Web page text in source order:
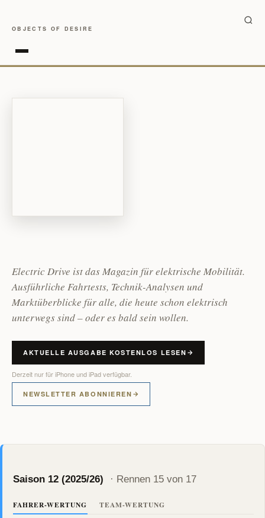
OBJECTS OF DESIRE
Electric Drive ist das Magazin für elektrische Mobilität.
Ausführliche Fahrtests, Technik-Analysen und
Marktüberblicke für alle, die heute schon elektrisch
unterwegs sind – oder es bald sein wollen.
AKTUELLE AUSGABE KOSTENLOS LESEN
Derzeit nur für iPhone und iPad verfügbar.
NEWSLETTER ABONNIEREN
Saison 12 (2025/26) · Rennen 15 von 17
FAHRER-WERTUNG TEAM-WERTUNG